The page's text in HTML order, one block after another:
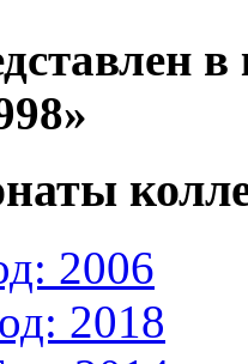
2006
2018